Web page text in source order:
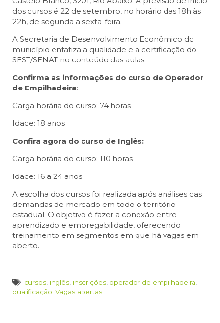
dos cursos é 22 de setembro, no horário das 18h às
22h, de segunda a sexta-feira.
A Secretaria de Desenvolvimento Econômico do
município enfatiza a qualidade e a certificação do
SEST/SENAT no conteúdo das aulas.
Confirma as informações do curso de Operador
de Empilhadeira:
Carga horária do curso: 74 horas
Idade: 18 anos
Confira agora do curso de Inglês:
Carga horária do curso: 110 horas
Idade: 16 a 24 anos
A escolha dos cursos foi realizada após análises das
demandas de mercado em todo o território
estadual. O objetivo é fazer a conexão entre
aprendizado e empregabilidade, oferecendo
treinamento em segmentos em que há vagas em
aberto.
cursos inglês inscrições operador de empilhadeira
qualificação Vagas abertas